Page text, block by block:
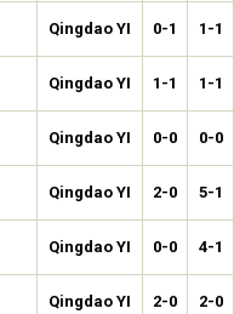
Qingdao YI 0-1 1-1
Qingdao YI 1-1 1-1
Qingdao YI 0-0 0-0
Qingdao YI 2-0 5-1
Qingdao YI 0-0 4-1
Qingdao YI 2-0 2-0